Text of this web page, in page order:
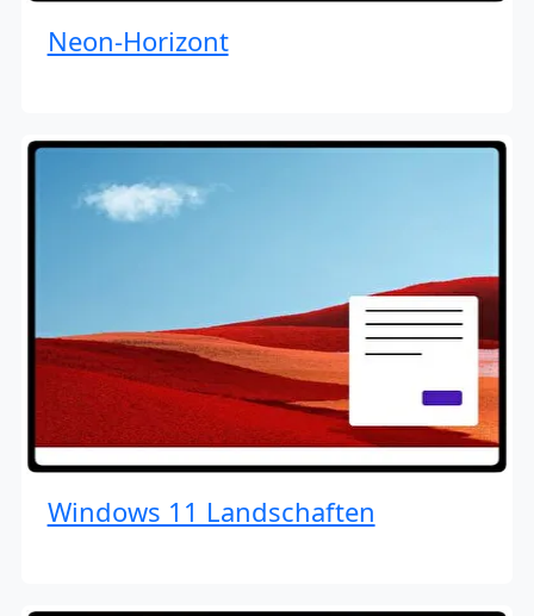
Neon-Horizont
Windows 11 Landschaften